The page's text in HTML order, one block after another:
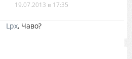
19.07.2013 в 17:35
Lpx, Чаво?